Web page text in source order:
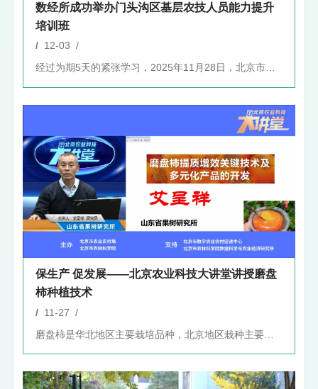
数经所成功举办门头沟区基层农技人员能力提升
培训班
/ 12-03 /
经过为期5天的紧张学习，2025年11月28日，北京市农林科...
保生产 促发展——北京农业科技大讲堂讲授磨盘
柿种植技术
/ 11-27 /